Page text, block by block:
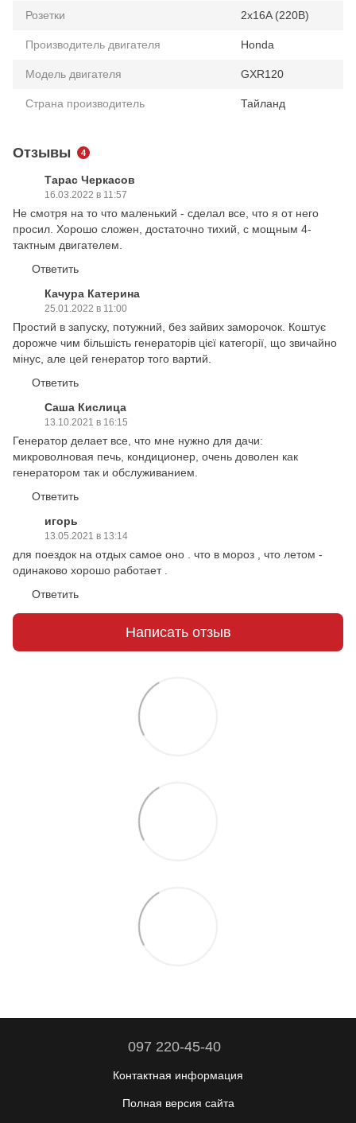
Розетки 2x16A (220B)
Производитель двигателя Honda
Модель двигателя GXR120
Страна производитель Тайланд
Отзывы 4
Тарас Черкасов
16.03.2022 в 11:57
Не смотря на то что маленький - сделал все, что я от него
просил. Хорошо сложен, достаточно тихий, с мощным 4-
тактным двигателем.
Ответить
Качура Катерина
25.01.2022 в 11:00
Простий в запуску, потужний, без зайвих заморочок. Коштує
дорожче чим більшість генераторів цієї категорії, що звичайно
мінус, але цей генератор того вартий.
Ответить
Саша Кислица
13.10.2021 в 16:15
Генератор делает все, что мне нужно для дачи:
микроволновая печь, кондиционер, очень доволен как
генератором так и обслуживанием.
Ответить
игорь
13.05.2021 в 13:14
для поездок на отдых самое оно . что в мороз , что летом -
одинаково хорошо работает .
Ответить
Написать отзыв
097 220-45-40
Контактная информация
Полная версия сайта